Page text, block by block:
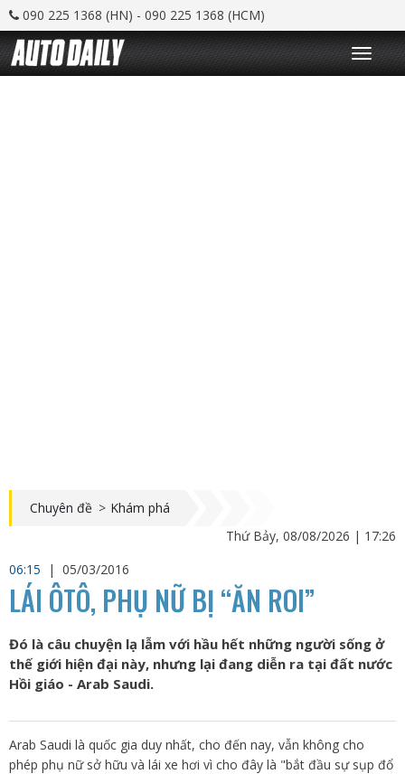
090 225 1368 (HN) - 090 225 1368 (HCM)
T
o
g
Chuyên đề > Khám phá
Thứ Bảy, 08/08/2026 | 17:26
06:15
| 05/03/2016
LÁI ÔTÔ, PHỤ NỮ BỊ “ĂN ROI”
Đó là câu chuyện lạ lẫm với hầu hết những người sống ở
thế giới hiện đại này, nhưng lại đang diễn ra tại đất nước
Hồi giáo - Arab Saudi.
Arab Saudi là quốc gia duy nhất, cho đến nay, vẫn không cho
phép phụ nữ sở hữu và lái xe hơi vì cho đây là "bắt đầu sự sụp đổ